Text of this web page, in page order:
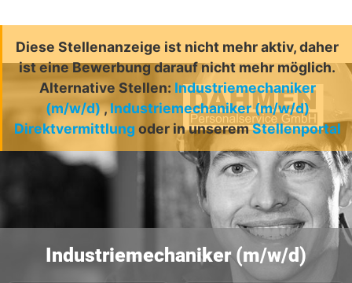
Diese Stellenanzeige ist nicht mehr aktiv, daher
ist eine Bewerbung darauf nicht mehr möglich.
Alternative Stellen: Industriemechaniker
(m/w/d),Industriemechaniker (m/w/d)
Direktvermittlung oder in unseremStellenportal
Industriemechaniker (m/w/d)